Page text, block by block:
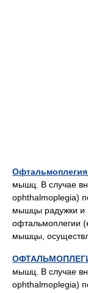
мышц. В случае
ophthalmoplegia)
мышцы радужки и
офтальмоплегии
мышцы,
мышц. В случае
ophthalmoplegia)